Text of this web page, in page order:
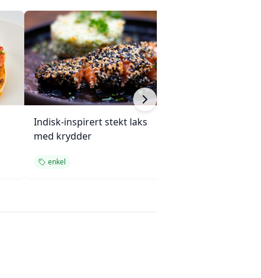
Indisk-inspirert stekt laks
med krydder
enkel